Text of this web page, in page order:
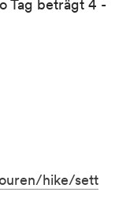
Tag beträgt 4 -
hike/sett